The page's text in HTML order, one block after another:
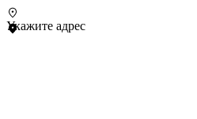
Укажите адрес